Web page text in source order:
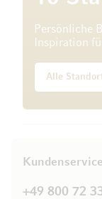
Persönliche
Inspiration
Alle
Kundenservice
+49 800 72